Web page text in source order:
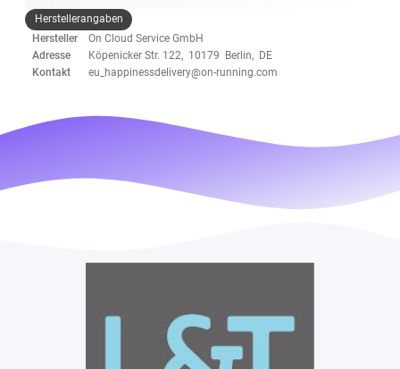
Herstellerangaben
Hersteller
On Cloud Service GmbH
Adresse
Köpenicker Str. 122, 10179 Berlin, DE
Kontakt
eu_happinessdelivery@on-running.com